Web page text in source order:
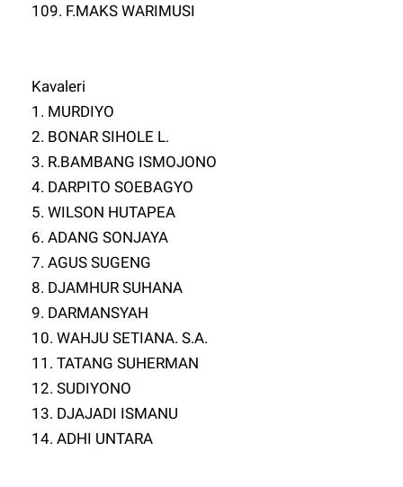
109. F.MAKS WARIMUSI
Kavaleri
1. MURDIYO
2. BONAR SIHOLE L.
3. R.BAMBANG ISMOJONO
4. DARPITO SOEBAGYO
5. WILSON HUTAPEA
6. ADANG SONJAYA
7. AGUS SUGENG
8. DJAMHUR SUHANA
9. DARMANSYAH
10. WAHJU SETIANA. S.A.
11. TATANG SUHERMAN
12. SUDIYONO
13. DJAJADI ISMANU
14. ADHI UNTARA